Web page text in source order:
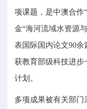
项课题，是中澳合作
金“海河流域水资源
表国际国内论文90余
获教育部级科技进步
计划。
多项成果被有关部